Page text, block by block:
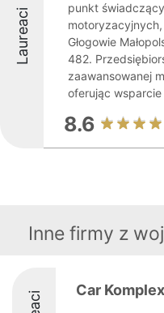
Laureaci
punkt
Głogowie
482.
zaawansowanej
oferując wsparcie
8.6
Inne firmy z
Car Komplex